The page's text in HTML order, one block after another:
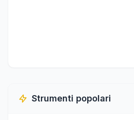
Strumenti popolari